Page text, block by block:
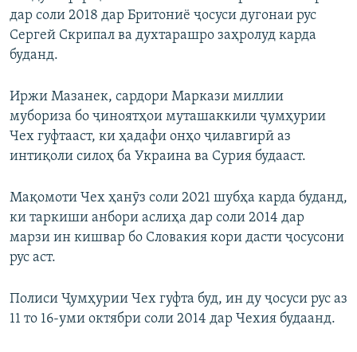
дар соли 2018 дар Бритониё ҷосуси дугонаи рус
Сергей Скрипал ва духтарашро заҳролуд карда
буданд.
Иржи Мазанек, сардори Маркази миллии
мубориза бо ҷиноятҳои муташаккили ҷумҳурии
Чех гуфтааст, ки ҳадафи онҳо ҷилавгирӣ аз
интиқоли силоҳ ба Украина ва Сурия будааст.
Мақомоти Чех ҳанӯз соли 2021 шубҳа карда буданд,
ки таркиши анбори аслиҳа дар соли 2014 дар
марзи ин кишвар бо Словакия кори дасти ҷосусони
рус аст.
Полиси Ҷумҳурии Чех гуфта буд, ин ду ҷосуси рус аз
11 то 16-уми октябри соли 2014 дар Чехия будаанд.